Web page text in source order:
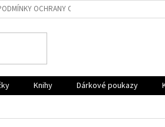
OCHRANY OSOBNÍCH ÚDAJŮ
Knihy Dárkové poukazy